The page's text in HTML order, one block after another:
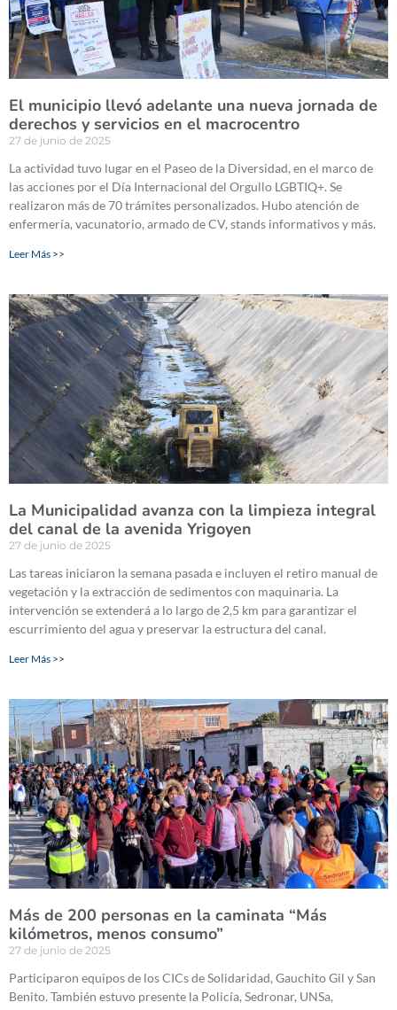
El municipio llevó adelante una nueva jornada de
derechos y servicios en el macrocentro
27 de junio de 2025
La actividad tuvo lugar en el Paseo de la Diversidad, en el marco de
las acciones por el Día Internacional del Orgullo LGBTIQ+. Se
realizaron más de 70 trámites personalizados. Hubo atención de
enfermería, vacunatorio, armado de CV, stands informativos y más.
Leer Más >>
La Municipalidad avanza con la limpieza integral
del canal de la avenida Yrigoyen
27 de junio de 2025
Las tareas iniciaron la semana pasada e incluyen el retiro manual de
vegetación y la extracción de sedimentos con maquinaria. La
intervención se extenderá a lo largo de 2,5 km para garantizar el
escurrimiento del agua y preservar la estructura del canal.
Leer Más >>
Más de 200 personas en la caminata “Más
kilómetros, menos consumo”
27 de junio de 2025
Participaron equipos de los CICs de Solidaridad, Gauchito Gil y San
Benito. También estuvo presente la Policía, Sedronar, UNSa,